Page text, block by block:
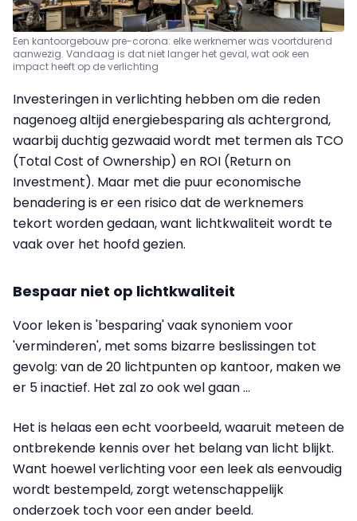
Een kantoorgebouw pre-corona: elke werknemer was voortdurend
aanwezig. Vandaag is dat niet langer het geval, wat ook een
impact heeft op de verlichting
Investeringen in verlichting hebben om die reden
nagenoeg altijd energiebesparing als achtergrond,
waarbij duchtig gezwaaid wordt met termen als TCO
(Total Cost of Ownership) en ROI (Return on
Investment). Maar met die puur economische
benadering is er een risico dat de werknemers
tekort worden gedaan, want lichtkwaliteit wordt te
vaak over het hoofd gezien.
Bespaar niet op lichtkwaliteit
Voor leken is 'besparing' vaak synoniem voor
'verminderen', met soms bizarre beslissingen tot
gevolg: van de 20 lichtpunten op kantoor, maken we
er 5 inactief. Het zal zo ook wel gaan ...
Het is helaas een echt voorbeeld, waaruit meteen de
ontbrekende kennis over het belang van licht blijkt.
Want hoewel verlichting voor een leek als eenvoudig
wordt bestempeld, zorgt wetenschappelijk
onderzoek toch voor een ander beeld.